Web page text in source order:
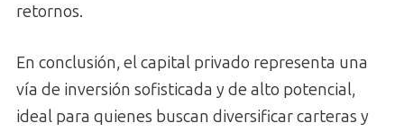
retornos.
En conclusión, el capital privado representa una
vía de inversión sofisticada y de alto potencial,
ideal para quienes buscan diversificar carteras y